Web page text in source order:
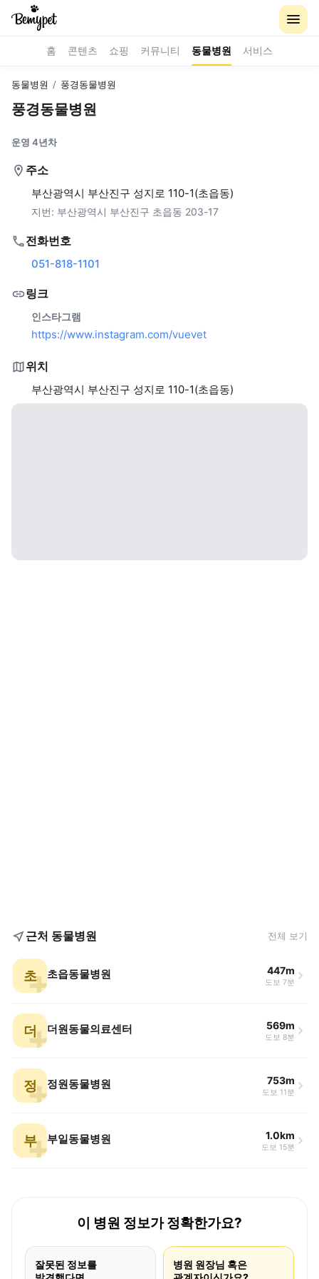
홈 콘텐츠 쇼핑 커뮤니티 동물병원 서비스
동물병원 / 풍경동물병원
풍경동물병원
운영 4년차
주소
부산광역시 부산진구 성지로 110-1(초읍동)
지번: 부산광역시 부산진구 초읍동 203-17
전화번호
051-818-1101
링크
인스타그램
https://www.instagram.com/vuevet
위치
부산광역시 부산진구 성지로 110-1(초읍동)
근처 동물병원 전체 보기
초 초읍동물병원 447m
도보 7분
더 더원동물의료센터 569m
도보 8분
정 정원동물병원 753m
도보 11분
부 부일동물병원 1.0km
도보 15분
이 병원 정보가 정확한가요?
잘못된 정보를
병원 원장님 혹은